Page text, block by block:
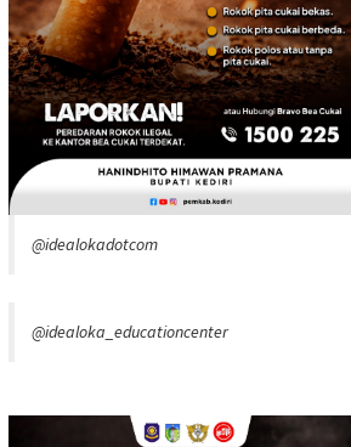
@idealokadotcom
@idealoka_educationcenter